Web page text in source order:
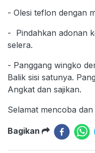
- Olesi teflon dengan
- Pindahkan adonan
selera.
- Panggang wingko
Balik sisi satunya.
Angkat dan sajikan.
Selamat mencoba dan
Bagikan